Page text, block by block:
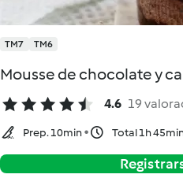
TM7 TM6
Mousse de chocolate y
4.6 19
Prep. 10min Total 1h